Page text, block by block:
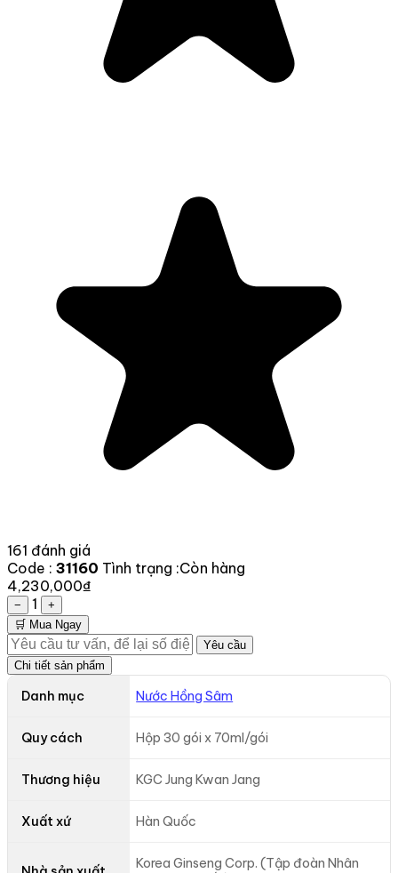
161 đánh giá
Code : 31160 Tình trạng :Còn hàng
4,230,000₫
− 1
+
🛒 Mua Ngay
Yêu cầu
Chi tiết sản phẩm
Danh mục Nước Hồng Sâm
Quy cách Hộp 30 gói x 70ml/gói
Thương hiệu KGC Jung Kwan Jang
Xuất xứ Hàn Quốc
Korea Ginseng Corp. (Tập đoàn Nhân